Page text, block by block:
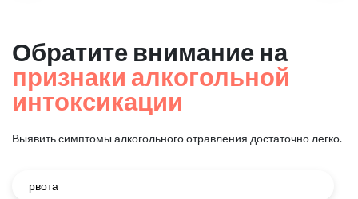
Обратите внимание на
признаки алкогольной
интоксикации
Выявить симптомы алкогольного отравления достаточно легко.
рвота